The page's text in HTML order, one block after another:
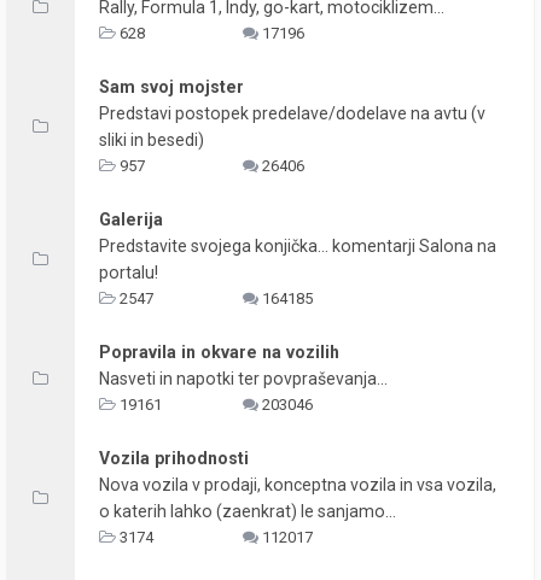
Rally, Formula 1, Indy, go-kart, motociklizem...
628 17196
Sam svoj mojster
Predstavi postopek predelave/dodelave na avtu (v
sliki in besedi)
957 26406
Galerija
Predstavite svojega konjička... komentarji Salona na
portalu!
2547 164185
Popravila in okvare na vozilih
Nasveti in napotki ter povpraševanja...
19161 203046
Vozila prihodnosti
Nova vozila v prodaji, konceptna vozila in vsa vozila,
o katerih lahko (zaenkrat) le sanjamo...
3174 112017